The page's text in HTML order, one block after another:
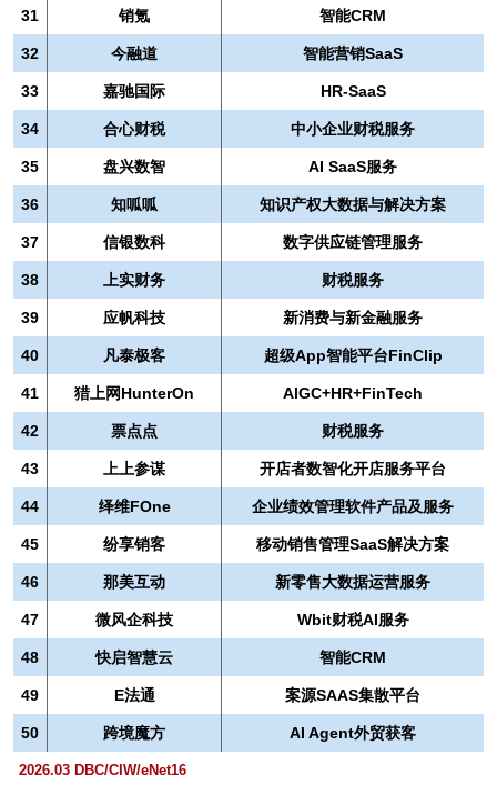
31 销氪 智能CRM
32 今融道 智能营销SaaS
33 嘉驰国际 HR-SaaS
34 合心财税 中小企业财税服务
35 盘兴数智 AI SaaS服务
36 知呱呱 知识产权大数据与解决方案
37 信银数科 数字供应链管理服务
38 上实财务 财税服务
39 应帆科技 新消费与新金融服务
40 凡泰极客 超级App智能平台FinClip
41 猎上网HunterOn AlGC+HR+FinTech
42 票点点 财税服务
43 上上参谋 开店者数智化开店服务平台
44 绎维FOne 企业绩效管理软件产品及服务
45 纷享销客 移动销售管理SaaS解决方案
46 那美互动 新零售大数据运营服务
47 微风企科技 Wbit财税AI服务
48 快启智慧云 智能CRM
49 E法通 案源SAAS集散平台
50 跨境魔方 AI Agent外贸获客
2026.03 DBC/CIW/eNet16